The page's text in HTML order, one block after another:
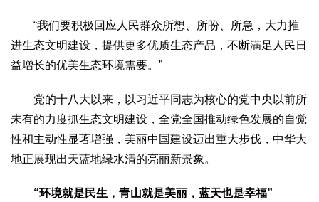
智库建设 智库专家 智库战略 智库之声
信息
在线期刊
2016 2015
关于我们
“我们要积极回应人民群众所想、所盼、所急，大力推
进生态文明建设，提供更多优质生态产品，不断满足人民日
益增长的优美生态环境需要。”
党的十八大以来，以习近平同志为核心的党中央以前所
未有的力度抓生态文明建设，全党全国推动绿色发展的自觉
性和主动性显著增强，美丽中国建设迈出重大步伐，中华大
地正展现出天蓝地绿水清的亮丽新景象。
“环境就是民生，青山就是美丽，蓝天也是幸福”